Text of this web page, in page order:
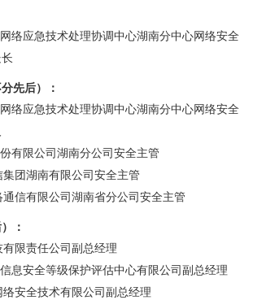
络应急技术处理协调中心湖南分中心网络安全
先后）：
络应急技术处理协调中心湖南分中心网络安全
有限公司湖南分公司安全主管
团湖南有限公司安全主管
信有限公司湖南省分公司安全主管
：
限责任公司副总经理
息安全等级保护评估中心有限公司副总经理
安全技术有限公司副总经理